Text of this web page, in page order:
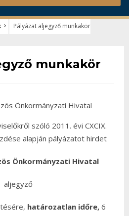
Pályázat aljegyző munkakör
munkakör
Önkormányzati Hivatal
szóló 2011. évi CXCIX.
alapján pályázatot hirdet
Önkormányzati Hivatal
aljegyző
határozatlan időre,6